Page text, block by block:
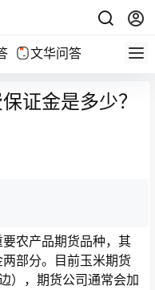
文华问答
证金是多少？
农产品期货品种，其
部分。目前玉米期货
），期货公司通常会加